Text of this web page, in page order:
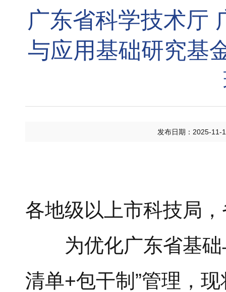
广东省科学技术厅
与应用基础研究基
发布日期：2025-11-
各地级以上市科技局
为优化广东省基础
清单+包干制”管理，